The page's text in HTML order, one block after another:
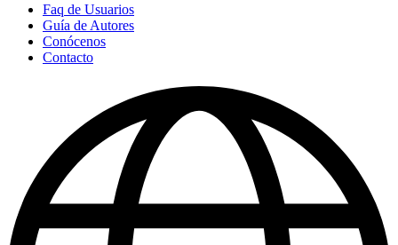
Faq de Usuarios
Guía de Autores
Conócenos
Contacto